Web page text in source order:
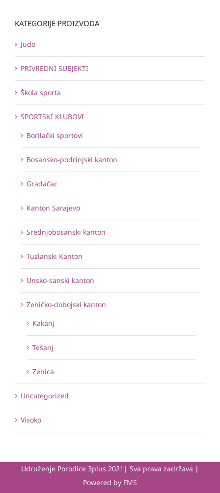
KATEGORIJE PROIZVODA
Judo
PRIVREDNI SUBJEKTI
Škola sporta
SPORTSKI KLUBOVI
Borilački sportovi
Bosansko-podrinjski kanton
Gradačac
Kanton Sarajevo
Srednjobosanski kanton
Tuzlanski Kanton
Unsko-sanski kanton
Zeničko-dobojski kanton
Kakanj
Tešanj
Zenica
Uncategorized
Visoko
Udruženje Porodice 3plus 2021| Sva prava zadržava |
Powered by FMS